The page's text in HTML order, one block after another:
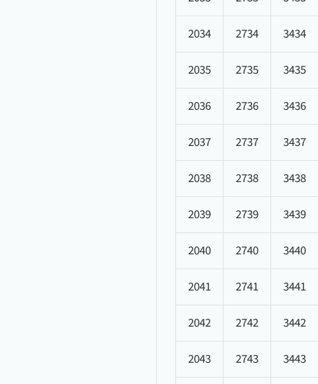
2034 2734 3434
2035 2735 3435
2036 2736 3436
2037 2737 3437
2038 2738 3438
2039 2739 3439
2040 2740 3440
2041 2741 3441
2042 2742 3442
2043 2743 3443